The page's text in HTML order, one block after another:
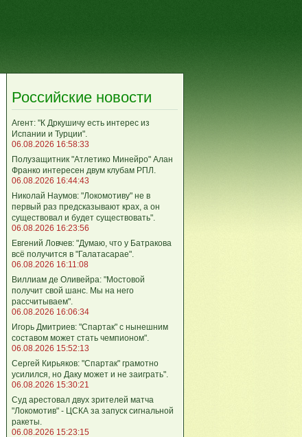
Российские новости
Агент: "К Дркушичу есть интерес из
Испании и Турции".
06.08.2026 16:58:33
Полузащитник "Атлетико Минейро" Алан
Франко интересен двум клубам РПЛ.
06.08.2026 16:44:43
Николай Наумов: "Локомотиву" не в
первый раз предсказывают крах, а он
существовал и будет существовать".
06.08.2026 16:23:56
Евгений Ловчев: "Думаю, что у Батракова
всё получится в "Галатасарае".
06.08.2026 16:11:08
Виллиам де Оливейра: "Мостовой
получит свой шанс. Мы на него
рассчитываем".
06.08.2026 16:06:34
Игорь Дмитриев: "Спартак" с нынешним
составом может стать чемпионом".
06.08.2026 15:52:13
Сергей Кирьяков: "Спартак" грамотно
усилился, но Даку может и не заиграть".
06.08.2026 15:30:21
Суд арестовал двух зрителей матча
"Локомотив" - ЦСКА за запуск сигнальной
ракеты.
06.08.2026 15:23:15